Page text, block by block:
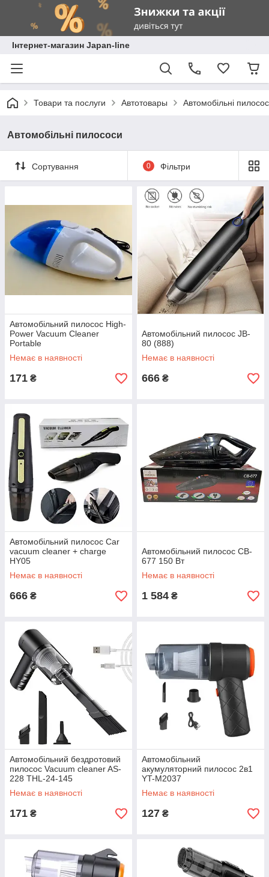
Інтернет-магазин Japan-line
Товари та послуги Автотовары Автомобільні
Автомобільні пилососи
Сортування 0 Фільтри
Автомобільний пилосос High-
Power Vacuum Cleaner
Portable
Немає в наявності
171 ₴
Автомобільний пилосос JB-
80 (888)
Немає в наявності
666 ₴
Автомобільний пилосос Car
vacuum cleaner + charge
HY05
Немає в наявності
666 ₴
Автомобільний пилосос CB-
677 150 Вт
Немає в наявності
1 584 ₴
Автомобільний бездротовий
пилосос Vacuum cleaner AS-
228 THL-24-145
Немає в наявності
171 ₴
Автомобільний
акумуляторний пилосос 2в1
YT-M2037
Немає в наявності
127 ₴